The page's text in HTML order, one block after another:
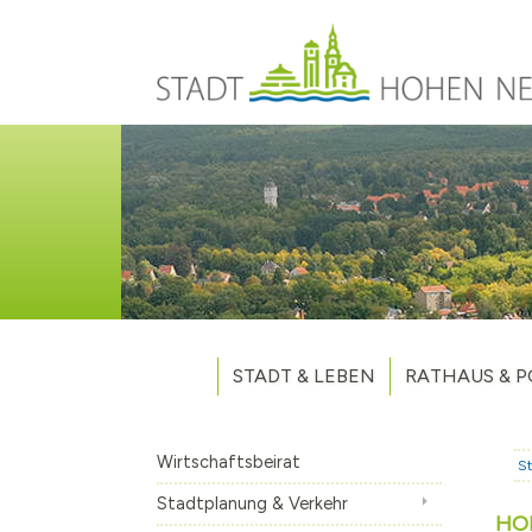
STADT & LEBEN
Unsere Stadt
Aktuelles
Weitere
RATHAUS &
Wirtschaftsbeirat
Stadtplanung & Verkehr